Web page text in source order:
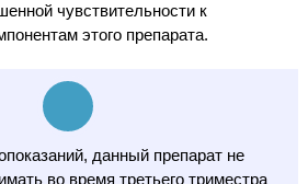
чувствительности к
этого препарата.
данный препарат не
во время третьего триместра